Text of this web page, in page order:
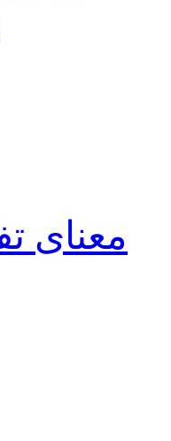
معنای